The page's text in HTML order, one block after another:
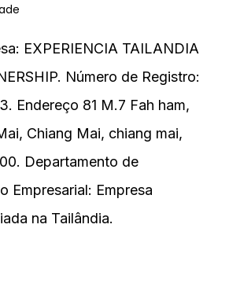
EXPERIENCIA TAILANDIA
Número de Registro:
Endereço 81 M.7 Fah ham,
Chiang Mai, chiang mai,
Departamento de
Empresarial: Empresa
na Tailândia.